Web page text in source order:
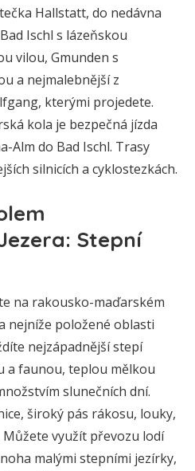
Hallstatt, do nedávna
Ischl s lázeňskou
vilou, Gmunden s
a nejmalebnější z
kterými projedete.
kola je bezpečná jízda
Alm do Bad Ischl. Trasy
silnicích a cyklostezkách.
Stepní
na rakousko-maďarském
nejníže položené oblasti
nejzápadnější stepí
a faunou, teplou mělkou
slunečních dní.
široký pás rákosu, louky,
využít převozu lodí
malými stepními jezírky,